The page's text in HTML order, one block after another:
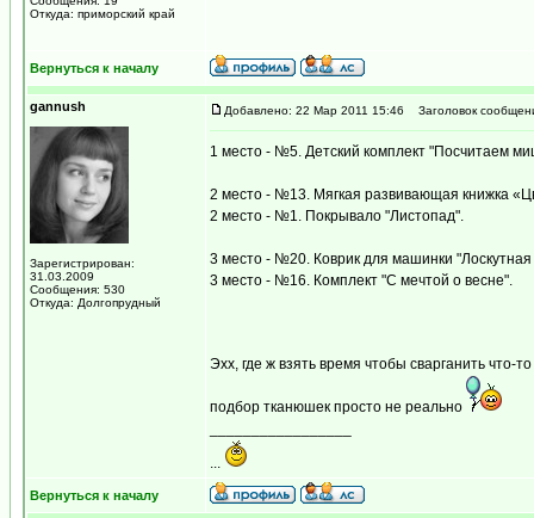
Откуда: приморский край
Вернуться к началу
gannush
Зарегистрирован:
31.03.2009
Сообщения: 530
Откуда: Долгопрудный
Добавлено: 22 Мар 2011 15:46 Заголовок
1 место - №5. Детский комплект "Посчитаем
2 место - №13. Мягкая развивающая книжка
2 место - №1. Покрывало "Листопад".
3 место - №20. Коврик для машинки
3 место - №16. Комплект "С мечтой о весне".
Эхх, где ж взять время чтобы сварганить что-
подбор тканюшек просто не реально
...
Вернуться к началу